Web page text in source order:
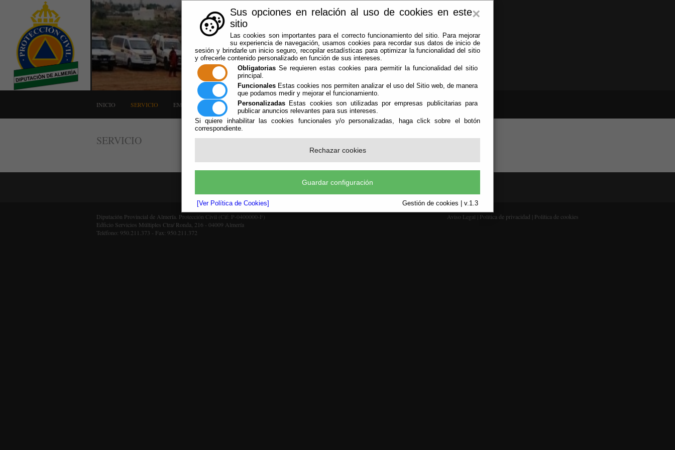
×
Sus opciones en relación al uso de cookies en este
sitio
Las cookies son importantes para el correcto funcionamiento del sitio. Para mejorar
su experiencia de navegación, usamos cookies para recordar sus datos de inicio de
sesión y brindarle un inicio seguro, recopilar estadísticas para optimizar la funcionalidad del sitio
y ofrecerle contenido personalizado en función de sus intereses.
Obligatorias Se requieren estas cookies para permitir la funcionalidad del sitio
principal.
Funcionales Estas cookies nos permiten analizar el uso del Sitio web, de manera
que podamos medir y mejorar el funcionamiento.
Personalizadas Estas cookies son utilizadas por empresas publicitarias para
publicar anuncios relevantes para sus intereses.
Si quiere inhabilitar las cookies funcionales y/o personalizadas, haga click sobre el botón
correspondiente.
Rechazar cookies
Guardar configuración
[Ver Política de Cookies] Gestión de cookies | v.1.3
INICIO SERVICIO EMERGENCIAS LA AGRUPACIÓN AVISOS OFICINA VIRTUAL CONTACTAR
SERVICIO
Diputación Provincial de Almería. Protección Civil (Cif: P-0400000-F)
Edficio Servicios Múltiples Ctra/ Ronda, 216 - 04009 Almería
Teléfono: 950.211.373 - Fax: 950.211.372
Aviso Legal | Politica de privacidad | Politica de cookies